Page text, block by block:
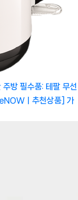
방 필수품: 테팔 무선
ㅣ추천상품]
가